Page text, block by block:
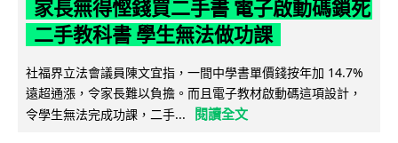
家長無得慳錢買二手書 電子啟動碼鎖死
二手教科書 學生無法做功課
社福界立法會議員陳文宜指，一間中學書單價錢按年加 14.7%
遠超通漲，令家長難以負擔。而且電子教材啟動碼這項設計，
令學生無法完成功課，二手...
閱讀全文